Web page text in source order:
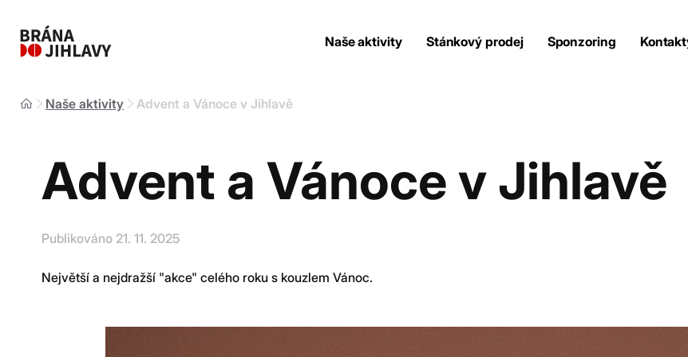
Naše aktivity Stánkový prodej Sponzoring
Stánkový prodej
Portál dojihlavy.cz
Naše aktivity Advent a Vánoce v Jihlavě
Advent a Vánoce v Jihlavě
Publikováno 21. 11. 2025
Největší a nejdražší "akce" celého roku s kouzlem Vánoc.